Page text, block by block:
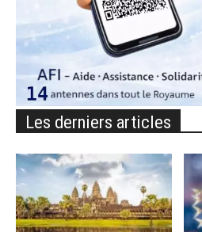
Les derniers articles